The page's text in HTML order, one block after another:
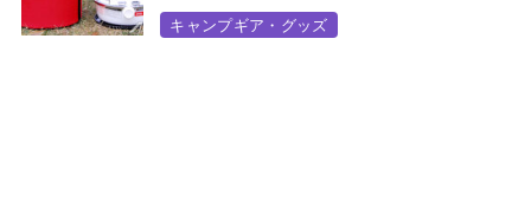
キャンプギア・グッズ